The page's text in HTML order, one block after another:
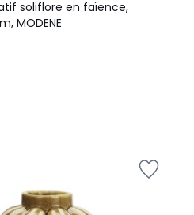
soliflore en faïence,
MODENE